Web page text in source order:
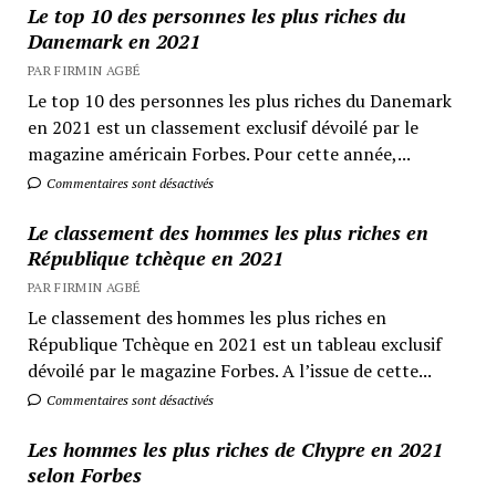
Le top 10 des personnes les plus riches du
Danemark en 2021
PAR FIRMIN AGBÉ
Le top 10 des personnes les plus riches du Danemark
en 2021 est un classement exclusif dévoilé par le
magazine américain Forbes. Pour cette année,...
Commentaires sont désactivés
Le classement des hommes les plus riches en
République tchèque en 2021
PAR FIRMIN AGBÉ
Le classement des hommes les plus riches en
République Tchèque en 2021 est un tableau exclusif
dévoilé par le magazine Forbes. A l’issue de cette...
Commentaires sont désactivés
Les hommes les plus riches de Chypre en 2021
selon Forbes